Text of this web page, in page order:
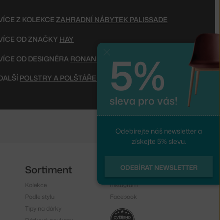
Z KOLEKCEZAHRADNÍ NÁBYTEK PALISSADE
OD ZNAČKY HAY
OD DESIGNÉRA RONAN & ERWAN BOUROULLEC
POLSTRY A POLŠTÁŘE NA ZAHRADNÍ NÁBYTEK
5%
sleva pro vás!
Odebírejte náš newsletter a
získejte 5% slevu.
ODEBÍRAT NEWSLETTER
Sortiment
Kolekce
Podle stylu
Tipy na dárky
Sledujte nás
Instagram
Facebook